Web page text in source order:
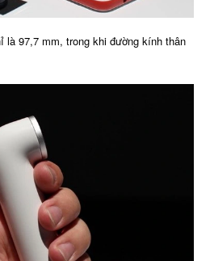
là 97,7 mm, trong khi đường kính thân